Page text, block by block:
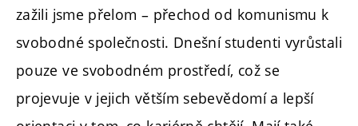
zažili jsme přelom – přechod od komunismu k
svobodné společnosti. Dnešní studenti vyrůstali
pouze ve svobodném prostředí, což se
projevuje v jejich větším sebevědomí a lepší